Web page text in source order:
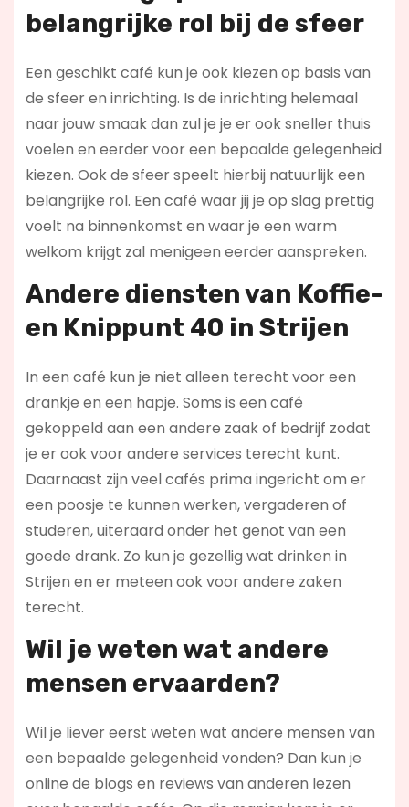
belangrijke rol bij de sfeer
Een geschikt café kun je ook kiezen op basis van
de sfeer en inrichting. Is de inrichting helemaal
naar jouw smaak dan zul je je er ook sneller thuis
voelen en eerder voor een bepaalde gelegenheid
kiezen. Ook de sfeer speelt hierbij natuurlijk een
belangrijke rol. Een café waar jij je op slag prettig
voelt na binnenkomst en waar je een warm
welkom krijgt zal menigeen eerder aanspreken.
Andere diensten van Koffie-
en Knippunt 40 in Strijen
In een café kun je niet alleen terecht voor een
drankje en een hapje. Soms is een café
gekoppeld aan een andere zaak of bedrijf zodat
je er ook voor andere services terecht kunt.
Daarnaast zijn veel cafés prima ingericht om er
een poosje te kunnen werken, vergaderen of
studeren, uiteraard onder het genot van een
goede drank. Zo kun je gezellig wat drinken in
Strijen en er meteen ook voor andere zaken
terecht.
Wil je weten wat andere
mensen ervaarden?
Wil je liever eerst weten wat andere mensen van
een bepaalde gelegenheid vonden? Dan kun je
online de blogs en reviews van anderen lezen